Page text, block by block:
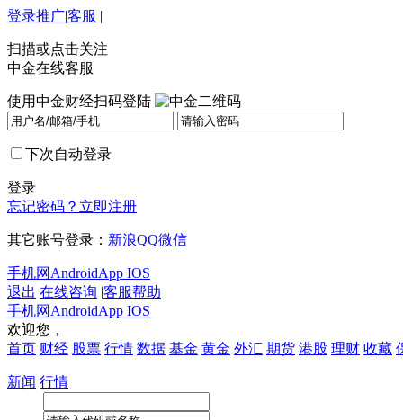
登录推广|客服 |
扫描或点击关注
中金在线客服
使用中金财经扫码登陆
下次自动登录
登录
忘记密码？ 立即注册
其它账号登录： 新浪QQ微信
手机网 AndroidApp IOS
退出 在线咨询 |客服帮助
手机网 AndroidApp IOS
欢迎您，
首页 财经 股票 行情 数据 基金 黄金 外汇 期货 港股 理财 收藏
新闻 行情